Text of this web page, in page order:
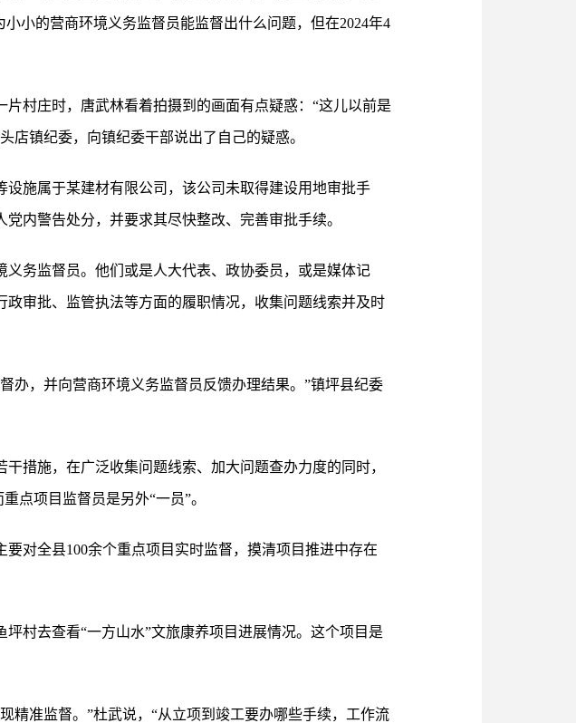
小的营商环境义务监督员能监督出什么问题，但在2024年4
村庄时，唐武林看着拍摄到的画面有点疑惑：“这儿以前是
店镇纪委，向镇纪委干部说出了自己的疑惑。
施属于某建材有限公司，该公司未取得建设用地审批手
内警告处分，并要求其尽快整改、完善审批手续。
务监督员。他们或是人大代表、政协委员，或是媒体记
审批、监管执法等方面的履职情况，收集问题线索并及时
办，并向营商环境义务监督员反馈办理结果。”镇坪县纪委
措施，在广泛收集问题线索、加大问题查办力度的同时，
点项目监督员是另外“一员”。
对全县100余个重点项目实时监督，摸清项目推进中存在
村去查看“一方山水”文旅康养项目进展情况。这个项目是
精准监督。”杜武说，“从立项到竣工要办哪些手续，工作流